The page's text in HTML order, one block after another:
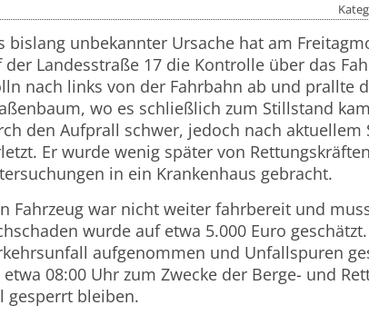
bislang unbekannter Ursache hat am
der Landesstraße 17 die Kontrolle über das
nach links von der Fahrbahn ab und prallte
wo es schließlich zum Stillstand
den Aufprall schwer, jedoch nach
Er wurde wenig später von
in ein Krankenhaus gebracht.
Fahrzeug war nicht weiter fahrbereit und
wurde auf etwa 5.000 Euro
aufgenommen und Unfallspuren
etwa 08:00 Uhr zum Zwecke der Berge- und
gesperrt bleiben.